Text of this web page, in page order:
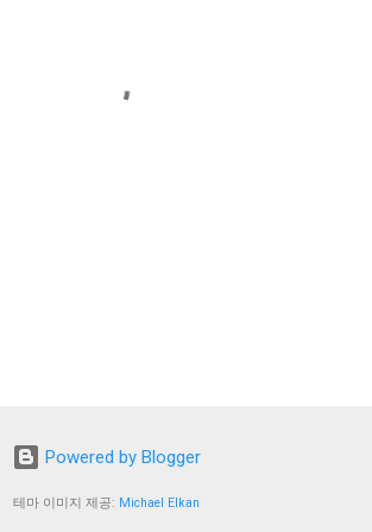
Powered by Blogger
테마 이미지 제공: Michael Elkan